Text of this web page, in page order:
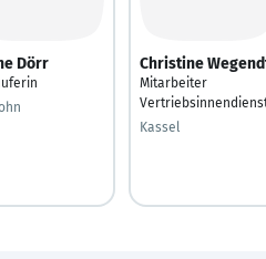
Dörr Christine
Mitarbeiter
Kassel